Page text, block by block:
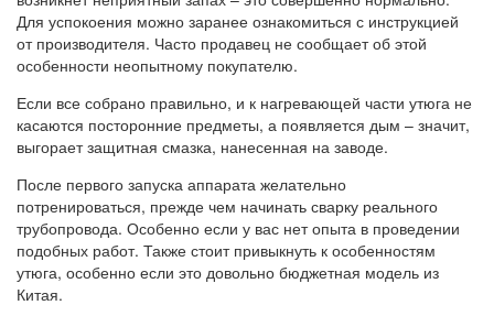
Для успокоения можно заранее ознакомиться с инструкцией
от производителя. Часто продавец не сообщает об этой
особенности неопытному покупателю.
Если все собрано правильно, и к нагревающей части утюга не
касаются посторонние предметы, а появляется дым – значит,
выгорает защитная смазка, нанесенная на заводе.
После первого запуска аппарата желательно
потренироваться, прежде чем начинать сварку реального
трубопровода. Особенно если у вас нет опыта в проведении
подобных работ. Также стоит привыкнуть к особенностям
утюга, особенно если это довольно бюджетная модель из
Китая.